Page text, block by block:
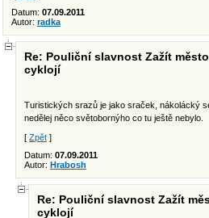
Datum: 07.09.2011
Autor: radka
Re: Pouliční slavnost Zažít
cyklojí
Turistických srazů je jako sraček, nákolácký
nedělej něco světobornýho co tu ještě nebylo.
[ Zpět ]
Datum: 07.09.2011
Autor: Hrabosh
Re: Pouliční slavnost Zažít
cyklojí